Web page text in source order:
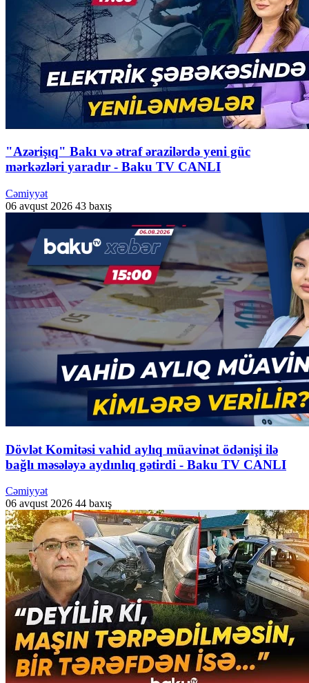
"Azərişıq" Bakı və ətraf ərazilərdə yeni güc
mərkəzləri yaradır - Baku TV CANLI
Cəmiyyət
06 avqust 2026 43 baxış
Dövlət Komitəsi vahid aylıq müavinət ödənişi ilə
bağlı məsələyə aydınlıq gətirdi - Baku TV CANLI
Cəmiyyət
06 avqust 2026 44 baxış